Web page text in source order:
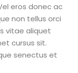
eros donec ac
non tellus orci
vitae aliquet
cursus sit.
senectus et